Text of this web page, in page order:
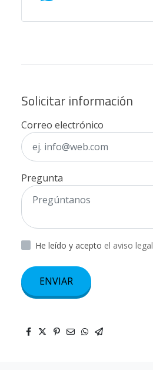
Solicitar información
Correo electrónico
Pregunta
He leído y acepto el aviso legal
ENVIAR